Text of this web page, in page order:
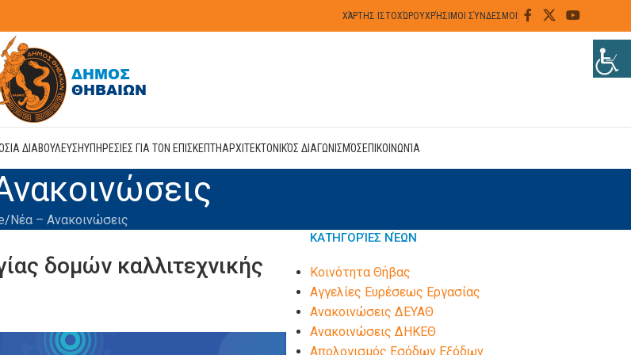
ΧΆΡΤΗΣ ΙΣΤΟΧΏΡΟΥΧΡΉΣΙΜΟΙ ΣΎΝΔΕΣΜΟΙ
ΔΙΑΒΟΥΛΕΥΣΗΥΠΗΡΕΣΙΕΣ ΓΙΑ ΤΟΝ ΕΠΙΣΚΕΠΤΗΑΡΧΙΤΕΚΤΟΝΙΚΌΣ ΔΙΑΓΩΝΙΣΜΌΣΕΠΙΚΟΙΝΩΝΊΑ
Νέα – Ανακοινώσεις
δομών καλλιτεχνικής
ΚΑΤΗΓΟΡΊΕΣ ΝΈΩΝ
Kοινότητα Θήβας
Αγγελίες Ευρέσεως Εργασίας
Ανακοινώσεις ΔΕΥΑΘ
Ανακοινώσεις ΔΗΚΕΘ
Απολογισμός Εσόδων Εξόδων